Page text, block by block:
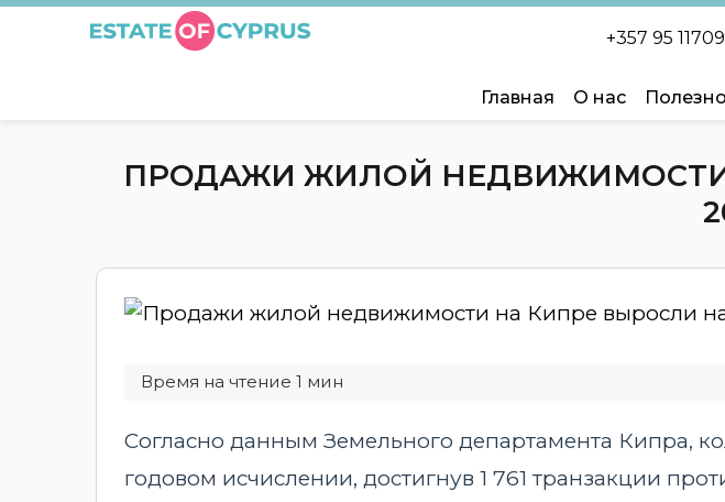
+357 95
Главная О нас
ПРОДАЖИ ЖИЛОЙ НЕДВИЖИМОСТИ
Согласно данным Земельного департамента Кипра,
годовом исчислении, достигнув 1 761 транзакции